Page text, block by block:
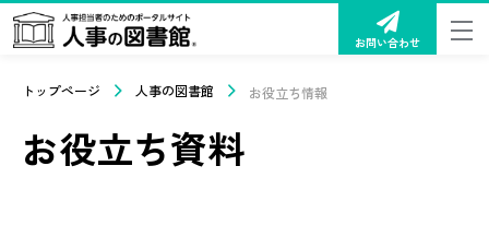
お問い合わせ
トップページ 人事の図書館 お役立ち情報
お役立ち資料